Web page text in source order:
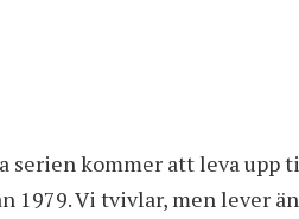
serien kommer att leva upp
Vi tvivlar, men lever